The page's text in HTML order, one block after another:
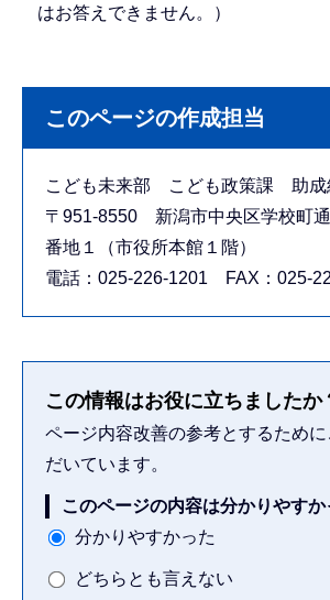
はお答えできません。）
このページの作成担当
こども未来部 こども政策課 助成
〒951-8550 新潟市中央区学校町通
番地１（市役所本館１階）
電話：025-226-1201 FAX：025-
この情報はお役に立ちましたか
ページ内容改善の参考とするため
だいています。
このページの内容は分かりやすか
分かりやすかった
どちらとも言えない